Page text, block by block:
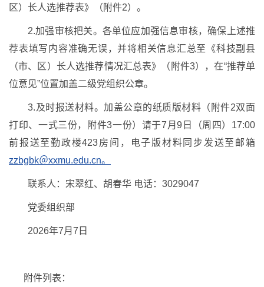
区）长人选推荐表》（附件2）。
2.加强审核把关。各单位应加强信息审核，确保上述推
荐表填写内容准确无误，并将相关信息汇总至《科技副县
（市、区）长人选推荐情况汇总表》（附件3），在“推荐单
位意见”位置加盖二级党组织公章。
3.及时报送材料。加盖公章的纸质版材料（附件2双面
打印、一式三份，附件3一份）请于7月9日（周四）17:00
前报送至勤政楼423房间，电子版材料同步发送至邮箱
zzbgbk＠xxmu.edu.cn。
联系人：宋翠红、胡春华 电话：3029047
党委组织部
2026年7月7日
附件列表：